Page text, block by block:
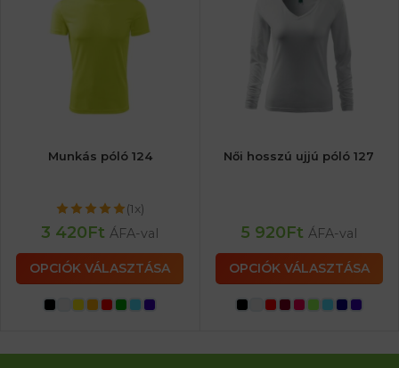
Munkás póló 124
(1x)
3 420Ft ÁFA-val
OPCIÓK VÁLASZTÁSA
Női hosszú ujjú póló 127
5 920Ft ÁFA-val
OPCIÓK VÁLASZTÁSA